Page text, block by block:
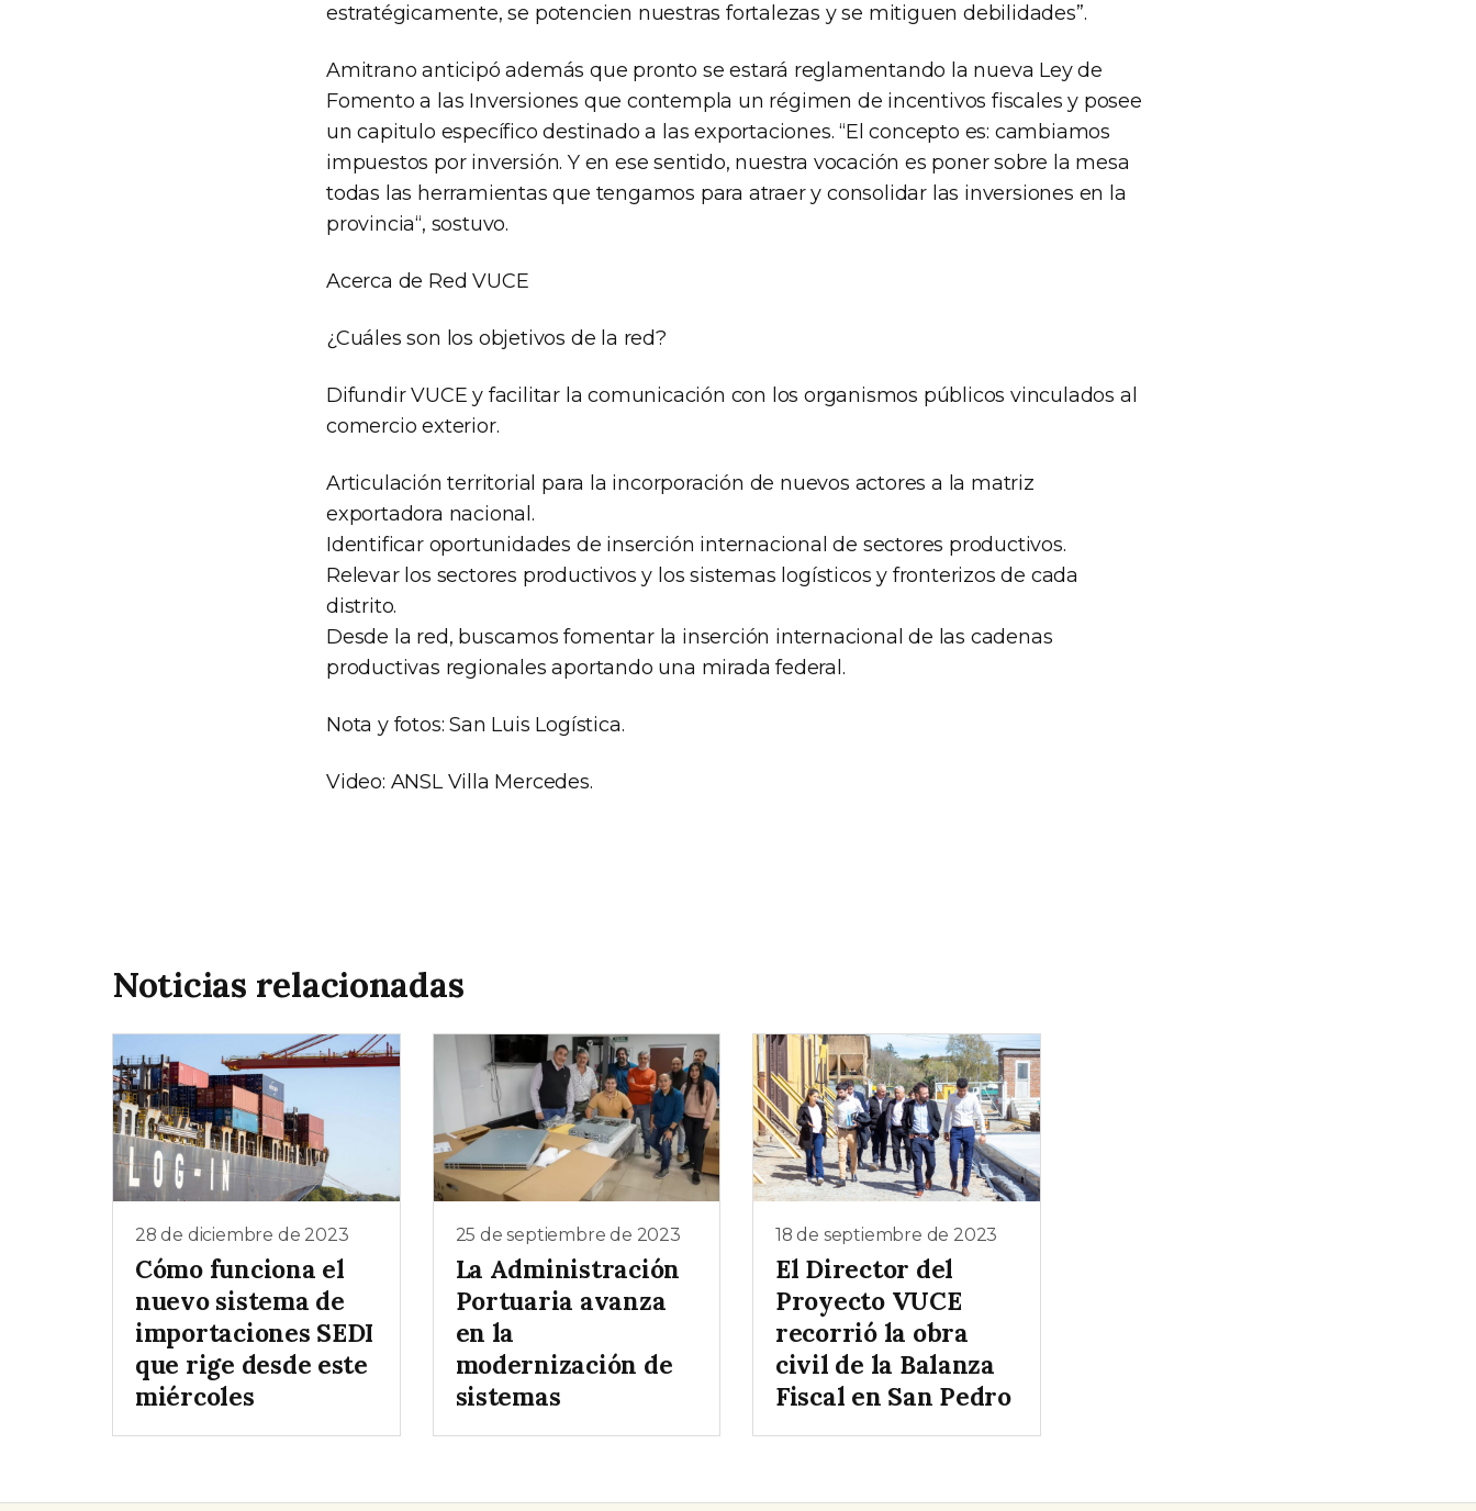
estratégicamente, se potencien nuestras fortalezas y se mitiguen debilidades”.
Amitrano anticipó además que pronto se estará reglamentando la nueva Ley de
Fomento a las Inversiones que contempla un régimen de incentivos fiscales y posee
un capitulo específico destinado a las exportaciones. “El concepto es: cambiamos
impuestos por inversión. Y en ese sentido, nuestra vocación es poner sobre la mesa
todas las herramientas que tengamos para atraer y consolidar las inversiones en la
provincia“, sostuvo.
Acerca de Red VUCE
¿Cuáles son los objetivos de la red?
Difundir VUCE y facilitar la comunicación con los organismos públicos vinculados al
comercio exterior.
Articulación territorial para la incorporación de nuevos actores a la matriz
exportadora nacional.
Identificar oportunidades de inserción internacional de sectores productivos.
Relevar los sectores productivos y los sistemas logísticos y fronterizos de cada
distrito.
Desde la red, buscamos fomentar la inserción internacional de las cadenas
productivas regionales aportando una mirada federal.
Nota y fotos: San Luis Logística.
Video: ANSL Villa Mercedes.
Noticias relacionadas
28 de diciembre de 2023
Cómo funciona el
nuevo sistema de
importaciones SEDI
que rige desde este
miércoles
25 de septiembre de 2023
La Administración
Portuaria avanza
en la
modernización de
sistemas
18 de septiembre de 2023
El Director del
Proyecto VUCE
recorrió la obra
civil de la Balanza
Fiscal en San Pedro